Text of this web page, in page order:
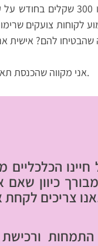
(אורנג', פלאפון וסלקום). האם מישהו
אני מקווה שהכנסת תאשר רפורמה חשובה זו. אעקוב.
הכלכליים
כיוון
סמכות.
התמחות